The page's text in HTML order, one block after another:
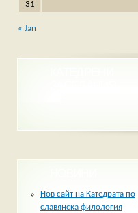
31
« Jan
Нов сайт на Катедрата по
славянска филология